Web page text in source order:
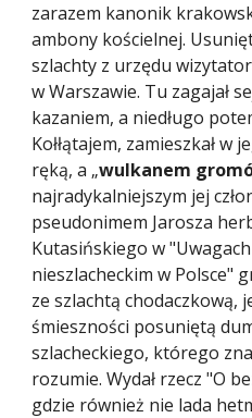
zarazem kanonik
ambony kościelnej.
szlachty z urzędu
w Warszawie. Tu zagajał
kazaniem, a niedługo
Kołłątajem, zamieszkał w
ręką, a „wulkanem
najradykalniejszym jej
pseudonimem Jarosza
Kutasińskiego w
nieszlacheckim w Polsce"
ze szlachtą chodaczkową,
śmieszności posuniętą
szlacheckiego, którego
rozumie. Wydał rzecz "O
gdzie również nie lada